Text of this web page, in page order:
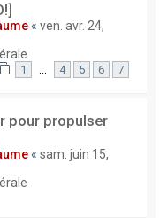
« ven. avr. 24,
1 … 4 5 6 7
pour propulser
« sam. juin 15,